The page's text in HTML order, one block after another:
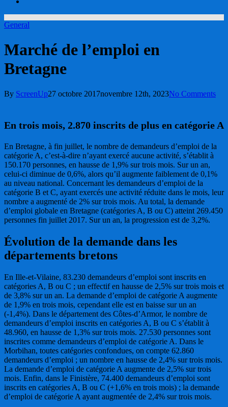
General
Marché de l’emploi en
Bretagne
By ScreenUp27 octobre 2017novembre 12th, 2023No Comments
En trois mois, 2.870 inscrits de plus en catégorie A
En Bretagne, à fin juillet, le nombre de demandeurs d’emploi de la
catégorie A, c’est-à-dire n’ayant exercé aucune activité, s’établit à
150.170 personnes, en hausse de 1,9% sur trois mois. Sur un an,
celui-ci diminue de 0,6%, alors qu’il augmente faiblement de 0,1%
au niveau national. Concernant les demandeurs d’emploi de la
catégorie B et C, ayant exercés une activité réduite dans le mois, leur
nombre a augmenté de 2% sur trois mois. Au total, la demande
d’emploi globale en Bretagne (catégories A, B ou C) atteint 269.450
personnes fin juillet 2017. Sur un an, la progression est de 3,2%.
Évolution de la demande dans les
départements bretons
En Ille-et-Vilaine, 83.230 demandeurs d’emploi sont inscrits en
catégories A, B ou C ; un effectif en hausse de 2,5% sur trois mois et
de 3,8% sur un an. La demande d’emploi de catégorie A augmente
de 1,9% en trois mois, cependant elle est en baisse sur un an
(-1,4%). Dans le département des Côtes-d’Armor, le nombre de
demandeurs d’emploi inscrits en catégories A, B ou C s’établit à
48.960, en hausse de 1,3% sur trois mois. 27.530 personnes sont
inscrites comme demandeurs d’emploi de catégorie A. Dans le
Morbihan, toutes catégories confondues, on compte 62.860
demandeurs d’emploi ; un nombre en hausse de 2,4% sur trois mois.
La demande d’emploi de catégorie A augmente de 2,5% sur trois
mois. Enfin, dans le Finistère, 74.400 demandeurs d’emploi sont
inscrits en catégories A, B ou C (+1,6% en trois mois) ; la demande
d’emploi de catégorie A ayant augmentée de 2,4% sur trois mois.